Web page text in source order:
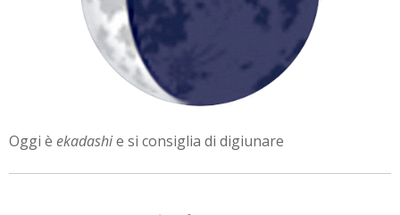
Oggi è ekadashie si consiglia di digiunare